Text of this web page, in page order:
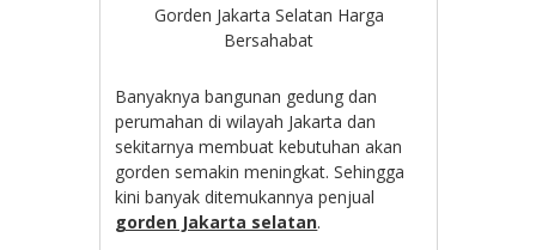
Gorden Jakarta Selatan Harga
Bersahabat
Banyaknya bangunan gedung dan
perumahan di wilayah Jakarta dan
sekitarnya membuat kebutuhan akan
gorden semakin meningkat. Sehingga
kini banyak ditemukannya penjual
gorden Jakarta selatan.